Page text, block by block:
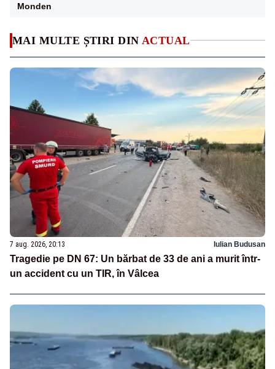
MAI MULTE ȘTIRI DIN ACTUAL
7 aug. 2026, 20:13 Iulian Budusan
Tragedie pe DN 67: Un bărbat de 33 de ani a murit într-
un accident cu un TIR, în Vâlcea
Monden